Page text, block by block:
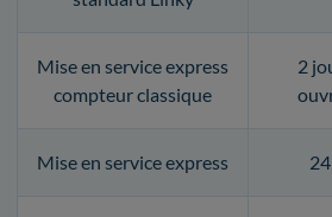
Mise en service express
compteur classique
2
Mise en service express